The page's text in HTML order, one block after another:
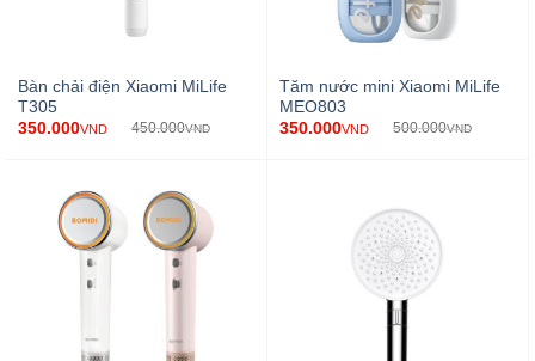
Bàn chải điện Xiaomi MiLife
T305
350.000VND 450.000VND
Tăm nước mini Xiaomi MiLife
MEO803
350.000VND 500.000VND